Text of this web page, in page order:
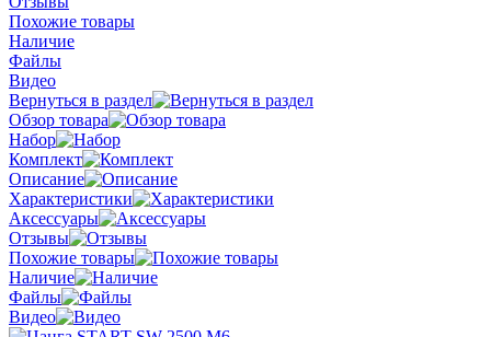
Похожие товары
Наличие
Файлы
Видео
Вернуться в раздел
Обзор товара
Набор
Комплект
Описание
Характеристики
Аксессуары
Отзывы
Похожие товары
Наличие
Файлы
Видео